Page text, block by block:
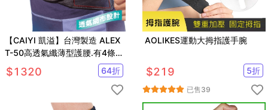
【CAIYI 凱溢】台灣製造 ALEX
T-50高透氣纖薄型護腰.有4條
不鏽鋼支撐片
$1320 64折
AOLIKES運動大拇指護手腕
$219 5折
已售39